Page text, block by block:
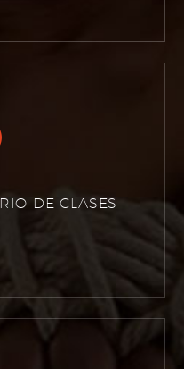
DE CLASES